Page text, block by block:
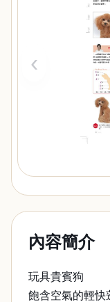
‹
內容簡介
玩具貴賓狗
飽含空氣的輕快